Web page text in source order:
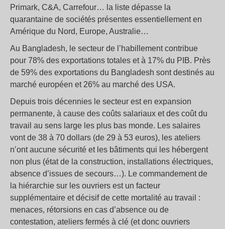
Primark, C&A, Carrefour… la liste dépasse la
quarantaine de sociétés présentes essentiellement en
Amérique du Nord, Europe, Australie…
Au Bangladesh, le secteur de l’habillement contribue
pour 78% des exportations totales et à 17% du PIB. Près
de 59% des exportations du Bangladesh sont destinés au
marché européen et 26% au marché des USA.
Depuis trois décennies le secteur est en expansion
permanente, à cause des coûts salariaux et des coût du
travail au sens large les plus bas monde. Les salaires
vont de 38 à 70 dollars (de 29 à 53 euros), les ateliers
n’ont aucune sécurité et les bâtiments qui les hébergent
non plus (état de la construction, installations électriques,
absence d’issues de secours…). Le commandement de
la hiérarchie sur les ouvriers est un facteur
supplémentaire et décisif de cette mortalité au travail :
menaces, rétorsions en cas d’absence ou de
contestation, ateliers fermés à clé (et donc ouvriers